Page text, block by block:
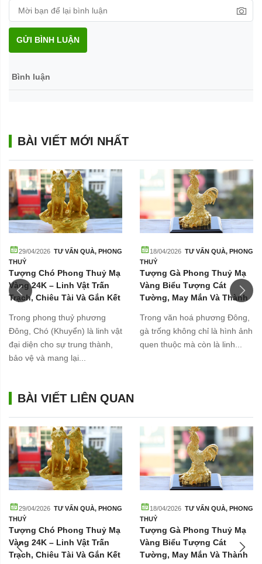
GỬI BÌNH LUẬN
Bình luận
BÀI VIẾT MỚI NHẤT
29/04/2026 TƯ VẤN QUÀ, PHONG
THUỶ
Tượng Chó Phong Thuỷ Mạ
Vàng 24K – Linh Vật Trấn
Trạch, Chiêu Tài Và Gắn Kết
Trong phong thuỷ phương
Đông, Chó (Khuyển) là linh vật
đại diện cho sự trung thành,
bảo vệ và mang lại...
18/04/2026 TƯ VẤN QUÀ, PHONG
THUỶ
Tượng Gà Phong Thuỷ Mạ
Vàng Biểu Tượng Cát
Tường, May Mắn Và Thành
Trong văn hoá phương Đông,
gà trống không chỉ là hình ảnh
quen thuộc mà còn là linh...
BÀI VIẾT LIÊN QUAN
29/04/2026 TƯ VẤN QUÀ, PHONG
THUỶ
Tượng Chó Phong Thuỷ Mạ
Vàng 24K – Linh Vật Trấn
Trạch, Chiêu Tài Và Gắn Kết
18/04/2026 TƯ VẤN QUÀ, PHONG
THUỶ
Tượng Gà Phong Thuỷ Mạ
Vàng Biểu Tượng Cát
Tường, May Mắn Và Thành